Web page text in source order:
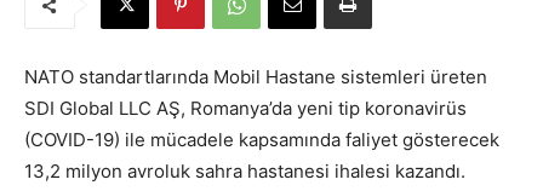
NATO standartlarında Mobil Hastane sistemleri üreten
SDI Global LLC AŞ, Romanya’da yeni tip koronavirüs
(COVID-19) ile mücadele kapsamında faliyet gösterecek
13,2 milyon avroluk sahra hastanesi ihalesi kazandı.